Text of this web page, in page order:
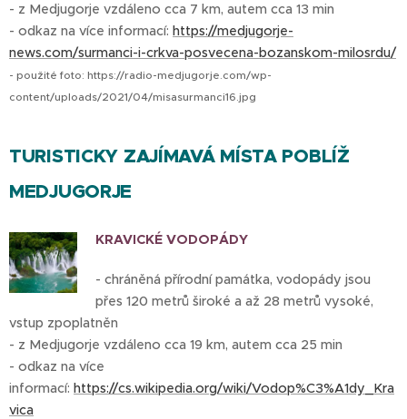
- z Medjugorje vzdáleno cca 7 km, autem cca 13 min
- odkaz na více informací: https://medjugorje-
news.com/surmanci-i-crkva-posvecena-bozanskom-milosrdu/
- použité foto: https://radio-medjugorje.com/wp-
content/uploads/2021/04/misasurmanci16.jpg
TURISTICKY ZAJÍMAVÁ MÍSTA POBLÍŽ
MEDJUGORJE
KRAVICKÉ VODOPÁDY
- chráněná přírodní památka, vodopády jsou
přes 120 metrů široké a až 28 metrů vysoké,
vstup zpoplatněn
- z Medjugorje vzdáleno cca 19 km, autem cca 25 min
- odkaz na více
informací: https://cs.wikipedia.org/wiki/Vodop%C3%A1dy_Kra
vica